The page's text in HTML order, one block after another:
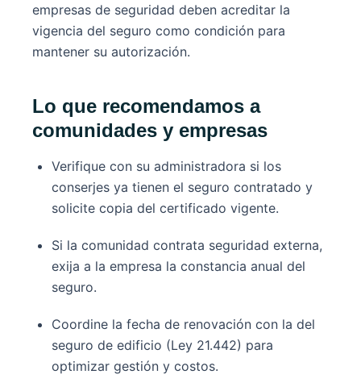
empresas de seguridad deben acreditar la
vigencia del seguro como condición para
mantener su autorización.
Lo que recomendamos a
comunidades y empresas
Verifique con su administradora si los
conserjes ya tienen el seguro contratado y
solicite copia del certificado vigente.
Si la comunidad contrata seguridad externa,
exija a la empresa la constancia anual del
seguro.
Coordine la fecha de renovación con la del
seguro de edificio (Ley 21.442) para
optimizar gestión y costos.